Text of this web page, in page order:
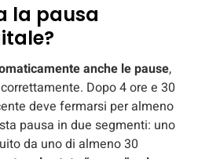
la pausa
anche lepause,
Dopo 4 ore e 30
deve fermarsi per almeno
pausa in due segmenti: uno
da uno di almeno 30